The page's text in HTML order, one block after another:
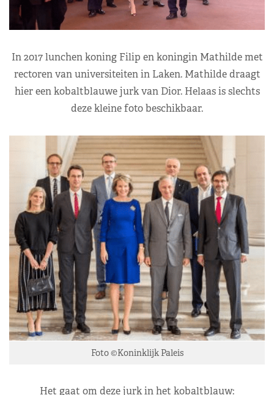
In 2017 lunchen koning Filip en koningin Mathilde met
rectoren van universiteiten in Laken. Mathilde draagt
hier een kobaltblauwe jurk van Dior. Helaas is slechts
deze kleine foto beschikbaar.
Foto ©Koninklijk Paleis
Het gaat om deze jurk in het kobaltblauw: